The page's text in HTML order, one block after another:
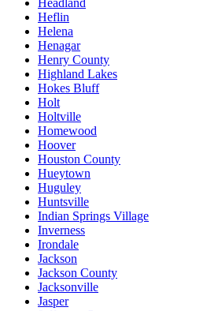
Heflin
Helena
Henagar
Henry County
Highland Lakes
Hokes Bluff
Holt
Holtville
Homewood
Hoover
Houston County
Hueytown
Huguley
Huntsville
Indian Springs Village
Inverness
Irondale
Jackson
Jackson County
Jacksonville
Jasper